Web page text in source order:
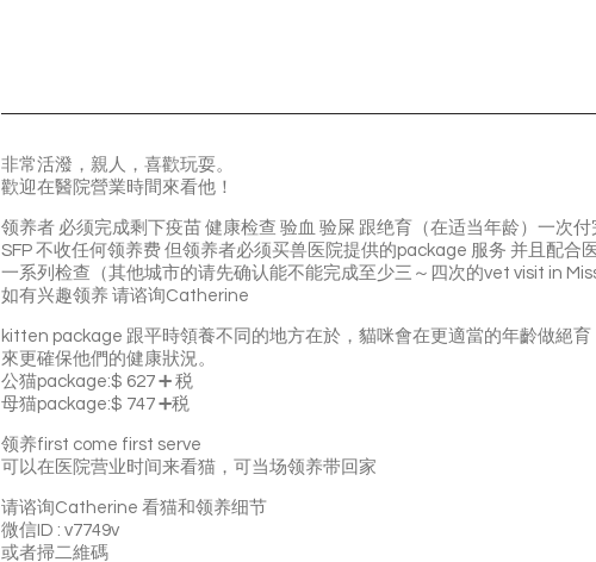
非常活潑，親人，喜歡玩耍。
歡迎在醫院營業時間來看他！
领养者 必须完成剩下疫苗 健康检查 验血 验屎 跟绝育（在适当年龄）一次
SFP 不收任何领养费 但领养者必须买兽医院提供的package 服务 并且配合
一系列检查（其他城市的请先确认能不能完成至少三～四次的vet visit in
如有兴趣领养 请谘询Catherine
️kitten package 跟平時領養不同的地方在於，貓咪會在更適當的年齡做絕
來更確保他們的健康狀況。
公猫package:$ 627 ➕ 税
母猫package:$ 747 ➕税
领养first come first serve
可以在医院营业时间来看猫，可当场领养带回家
请谘询Catherine 看猫和领养细节
微信ID : v7749v
或者掃二維碼